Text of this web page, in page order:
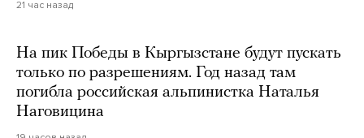
21 час назад
На пик Победы в Кыргызстане будут пускать
только по разрешениям. Год назад там
погибла российская альпинистка Наталья
Наговицина